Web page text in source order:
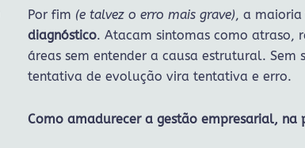
Por fim (e talvez o erro mais grave), a
diagnóstico. Atacam sintomas como atraso,
áreas sem entender a causa estrutural. Sem
tentativa de evolução vira tentativa e erro.
Como amadurecer a gestão empresarial, na